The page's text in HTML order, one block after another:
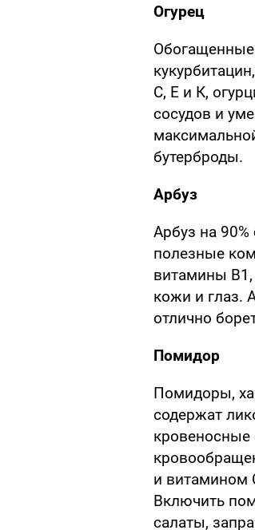
Огурец
Обогащенные
С, Е и К,
сосудов и
бутерброды.
Арбуз
Арбуз на
полезные
витамины
кожи и глаз.
отлично
Помидор
Помидоры,
содержат
и витамином
Включить
салаты,